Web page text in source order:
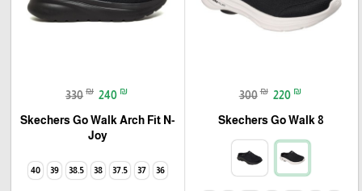
300 ₪ 220 ₪
Skechers Go Walk 8
330 ₪ 240 ₪
Skechers Go Walk Arch Fit N-
Joy
36
37
37.5
38
38.5
39
40